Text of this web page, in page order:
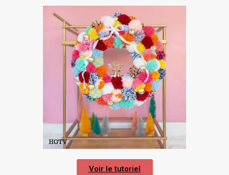
Voir le tutoriel